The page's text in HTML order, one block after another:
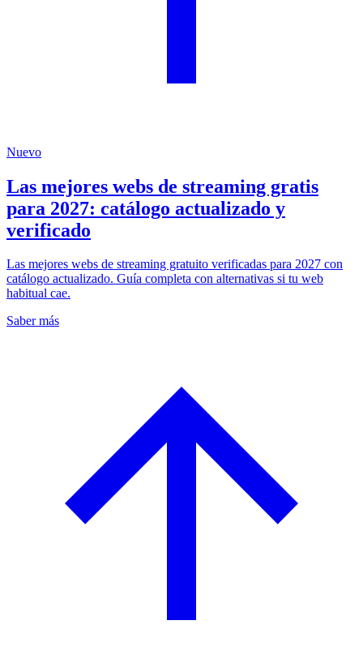
Nuevo
Las mejores webs de streaming gratis
para 2027: catálogo actualizado y
verificado
Las mejores webs de streaming gratuito verificadas para 2027 con
catálogo actualizado. Guía completa con alternativas si tu web
habitual cae.
Saber más